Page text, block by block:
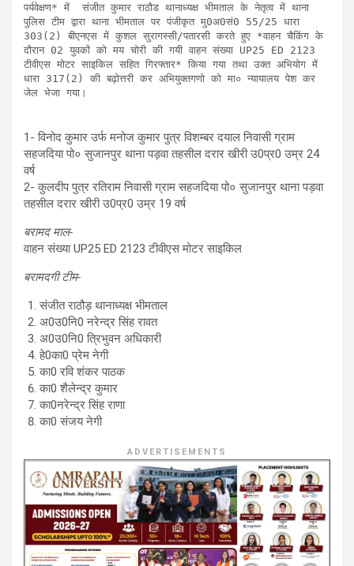
पर्यवेक्षण* में  संजीत कुमार राठौड थानाध्यक्ष भीमताल के नेतृत्व में थाना
पुलिस टीम द्वारा थाना भीमताल पर पंजीकृत मु0अ0सं0 55/25 धारा
303(2) बीएनएस में कुशल सुरागस्सी/पतारसी करते हुए *वाहन चैकिंग के
दौरान 02 युवकों को मय चोरी की गयी वाहन संख्या UP25 ED 2123
टीवीएस मोटर साइकिल सहित गिरफ्तार* किया गया तथा उक्त अभियोग में
धारा 317(2) की बढ़ोत्तरी कर अभियुक्तगणो को मा० न्यायालय पेश कर
जेल भेजा गया।
1- विनोद कुमार उर्फ मनोज कुमार पुत्र विशम्बर दयाल निवासी ग्राम
सहजदिया पो० सुजानपुर थाना पड़वा तहसील दरार खीरी उ0प्र0 उम्र 24
वर्ष
2- कुलदीप पुत्र रतिराम निवासी ग्राम सहजदिया पो० सुजानपुर थाना पड़वा
तहसील दरार खीरी उ0प्र0 उम्र 19 वर्ष
बरामद माल-
वाहन संख्या UP25 ED 2123 टीवीएस मोटर साइकिल
बरामदगी टीम-
संजीत राठौड़ थानाध्यक्ष भीमताल
अ0उ0नि0 नरेन्द्र सिंह रावत
अ0उ0नि0 त्रिभुवन अधिकारी
हे0का0 प्रेम नेगी
का0 रवि शंकर पाठक
का0 शैलेन्द्र कुमार
का0नरेन्द्र सिंह राणा
का0 संजय नेगी
ADVERTISEMENTS